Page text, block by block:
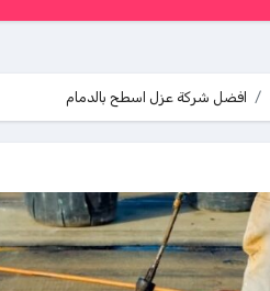
افضل شركة عزل اسطح بالدمام